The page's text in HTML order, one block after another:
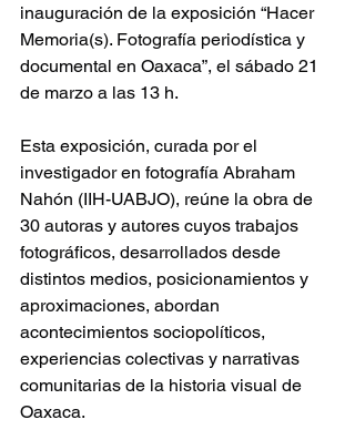
inauguración de la exposición “Hacer
Memoria(s). Fotografía periodística y
documental en Oaxaca”, el sábado 21
de marzo a las 13 h.
Esta exposición, curada por el
investigador en fotografía Abraham
Nahón (IIH-UABJO), reúne la obra de
30 autoras y autores cuyos trabajos
fotográficos, desarrollados desde
distintos medios, posicionamientos y
aproximaciones, abordan
acontecimientos sociopolíticos,
experiencias colectivas y narrativas
comunitarias de la historia visual de
Oaxaca.